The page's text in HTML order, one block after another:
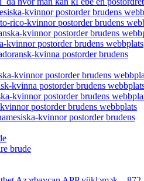
kvinnor postorder brudens
rico-kvinnor postorder brudens
kvinnor postorder brudens
kvinnor postorder brudens webbplats
kvinna postorder brudens
kvinnor postorder brudens
kvinna postorder brudens
kvinnor postorder brudens
postorder brudens webbplats
kvinnor postorder brudens
brude